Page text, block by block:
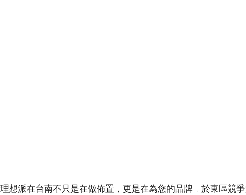
理想派在台南不只是在做佈置，更是在為您的品牌，於東區競